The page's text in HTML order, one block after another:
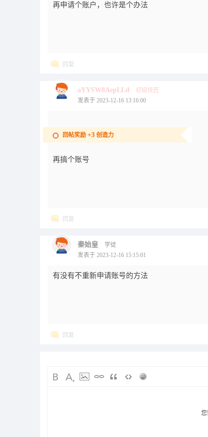
再申请个账户，也许是个办法
回复
aYYSW8AepLLd
初级技匠
发表于 2023-12-16 13:16:00
回帖奖励 +3 创造力
再搞个账号
回复
秦始皇
学徒
发表于 2023-12-16 15:15:01
有没有不重新申请账号的方法
回复